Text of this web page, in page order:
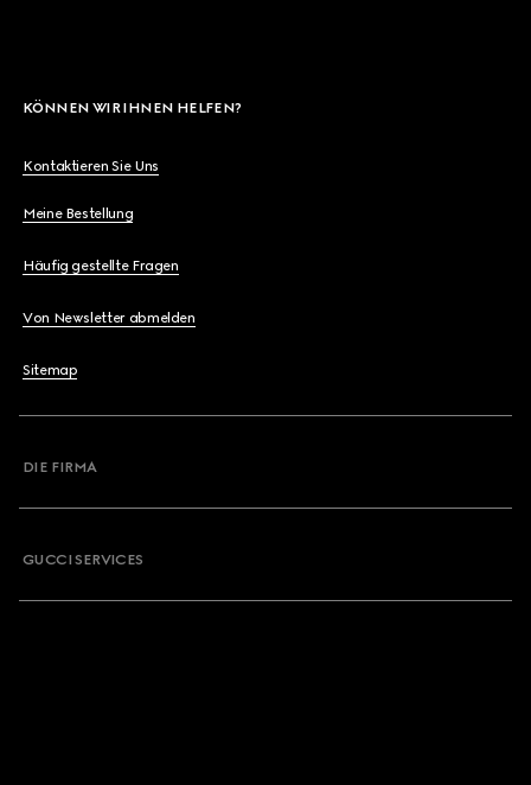
KÖNNEN WIR IHNEN HELFEN?
Kontaktieren Sie Uns
Meine Bestellung
Häufig gestellte Fragen
Von Newsletter abmelden
Sitemap
DIE FIRMA
GUCCI SERVICES